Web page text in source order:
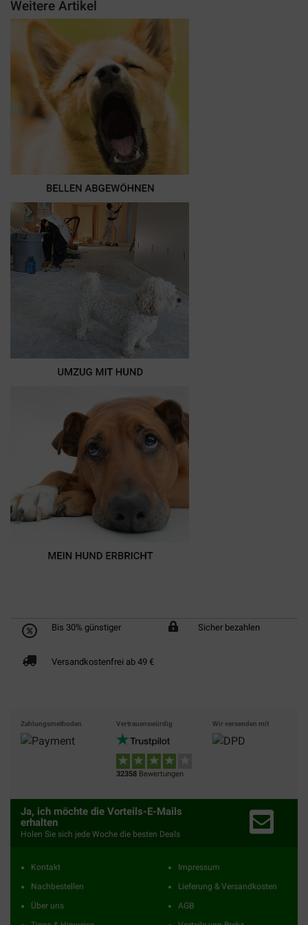
Weitere Artikel
Bis 30% günstiger Sicher bezahlen
Versandkostenfrei ab 49 €
Zahlungsmethoden Vertrauenswürdig
32358 Bewertungen
Wir versenden mit
Ja, ich möchte die Vorteils-E-Mails
erhalten
Holen Sie sich jede Woche die besten Deals
Kontakt
Nachbestellen
Über uns
Impressum
Lieferung & Versandkosten
AGB